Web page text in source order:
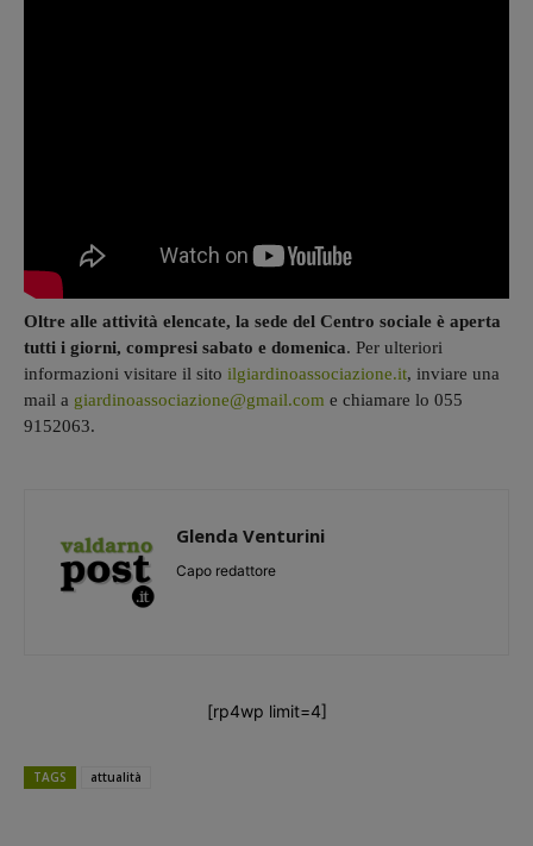
Oltre alle attività elencate, la sede del Centro sociale è aperta
tutti i giorni, compresi sabato e domenica. Per ulteriori
informazioni visitare il sito ilgiardinoassociazione.it, inviare una
mail a giardinoassociazione@gmail.com e chiamare lo 055
9152063.
Glenda Venturini
Capo redattore
[rp4wp limit=4]
TAGS attualità